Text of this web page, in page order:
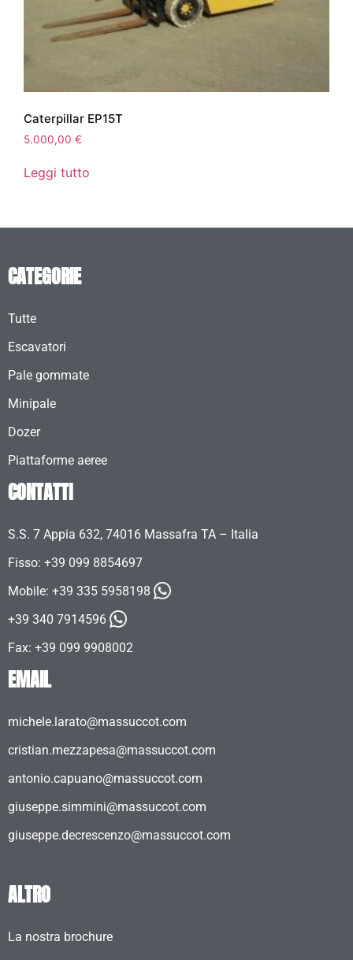
Caterpillar EP15T
5.000,00 €
Leggi tutto
CATEGORIE
Tutte
Escavatori
Pale gommate
Minipale
Dozer
Piattaforme aeree
CONTATTI
S.S. 7 Appia 632, 74016 Massafra TA – Italia
Fisso: +39 099 8854697
Mobile: +39 335 5958198
+39 340 7914596
Fax: +39 099 9908002
EMAIL
michele.larato@massuccot.com
cristian.mezzapesa@massuccot.com
antonio.capuano@massuccot.com
giuseppe.simmini@massuccot.com
giuseppe.decrescenzo@massuccot.com
ALTRO
La nostra brochure